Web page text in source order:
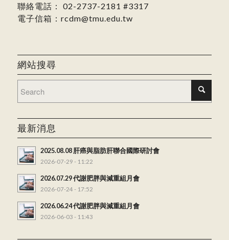
聯絡電話： 02-2737-2181 #3317
電子信箱： rcdm@tmu.edu.tw
網站搜尋
最新消息
2025.08.08 肝癌與脂肪肝聯合國際研討會
2026-07-29 - 11:22
2026.07.29 代謝肥胖與減重組月會
2026-07-24 - 17:52
2026.06.24 代謝肥胖與減重組月會
2026-06-03 - 11:43